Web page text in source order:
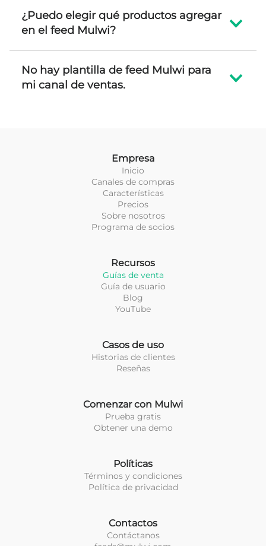
¿Puedo elegir qué productos agregar
en el feed Mulwi?
No hay plantilla de feed Mulwi para
mi canal de ventas.
Empresa
Inicio
Canales de compras
Características
Precios
Sobre nosotros
Programa de socios
Recursos
Guías de venta
Guía de usuario
Blog
YouTube
Casos de uso
Historias de clientes
Reseñas
Contactos
Contáctanos
Políticas
Términos y condiciones
Política de privacidad
Comenzar con Mulwi
Prueba gratis
Obtener una demo